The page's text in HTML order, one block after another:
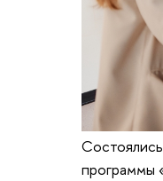
программы